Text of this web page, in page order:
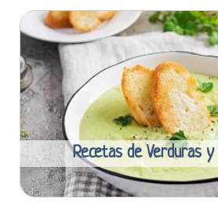
Recetas de Verduras